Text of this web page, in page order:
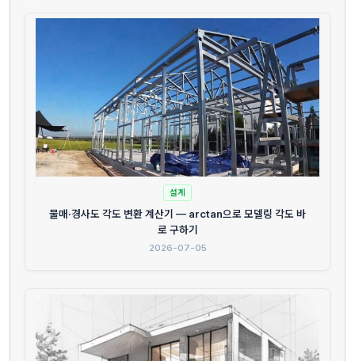
설계
물매·경사도 각도 변환 계산기 — arctan으로 모델링 각도 바
로 구하기
2026-07-05